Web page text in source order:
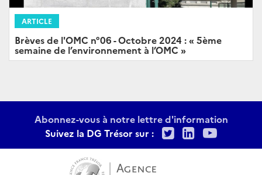
ARTICLE
Brèves de l'OMC n°06 - Octobre 2024 : « 5ème
semaine de l’environnement à l’OMC »
Abonnez-vous à notre lettre d'information
Suivez la DG Trésor sur :
TwitterLinkedIn